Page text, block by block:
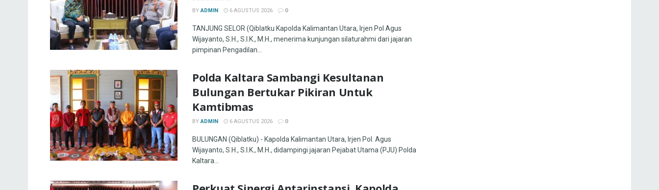
BY ADMIN 6 AGUSTUS 2026 0
TANJUNG SELOR (Qiblatku Kapolda Kalimantan Utara, Irjen Pol Agus
Wijayanto, S.H., S.I.K., M.H., menerima kunjungan silaturahmi dari jajaran
pimpinan Pengadilan...
Polda Kaltara Sambangi Kesultanan
Bulungan Bertukar Pikiran Untuk
Kamtibmas
BY ADMIN 6 AGUSTUS 2026 0
BULUNGAN (Qiblatku) - Kapolda Kalimantan Utara, Irjen Pol. Agus
Wijayanto, S.H., S.I.K., M.H., didampingi jajaran Pejabat Utama (PJU) Polda
Kaltara...